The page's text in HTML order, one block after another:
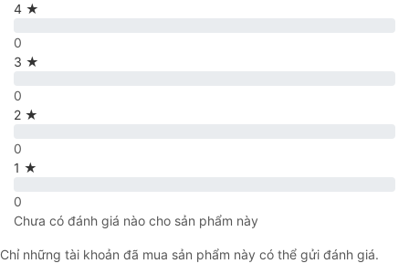
4 ★
0
3 ★
0
2 ★
0
1 ★
0
Chưa có đánh giá nào cho sản phẩm này
Chỉ những tài khoản đã mua sản phẩm này có thể gửi đánh giá.